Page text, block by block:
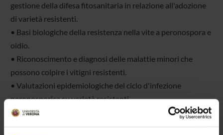
gestione della difesa fitosanitaria in relazione all'adozione
di varietà resistenti.
• Basi biologiche della resistenza nella vite a peronospora e
oidio.
• Riconoscimento e diagnosi delle malattie minori che
possono colpire i vitigni resistenti.
• Valutazioni epidemiologiche del ciclo d'infezione
peronosporica su varietà resistenti.